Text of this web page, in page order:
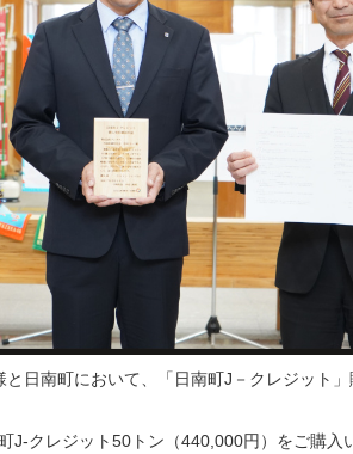
日南町において、「日南町J－クレジット
J-クレジット50トン（440,000円）をご購入